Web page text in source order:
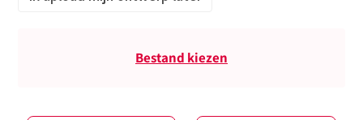
Bestand kiezen